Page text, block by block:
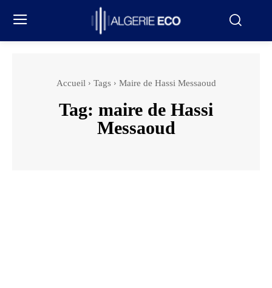
Accueil Tags Maire de Hassi Messaoud
Tag: maire de Hassi
Messaoud